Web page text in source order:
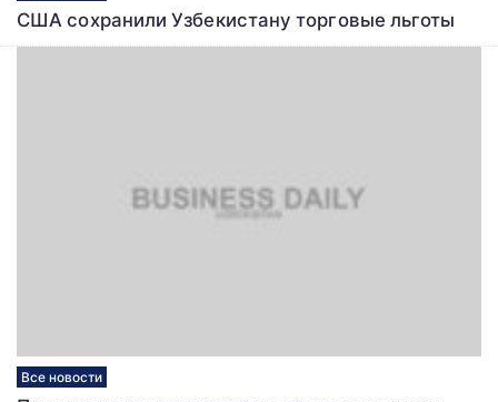
США сохранили Узбекистану торговые льготы
Все новости